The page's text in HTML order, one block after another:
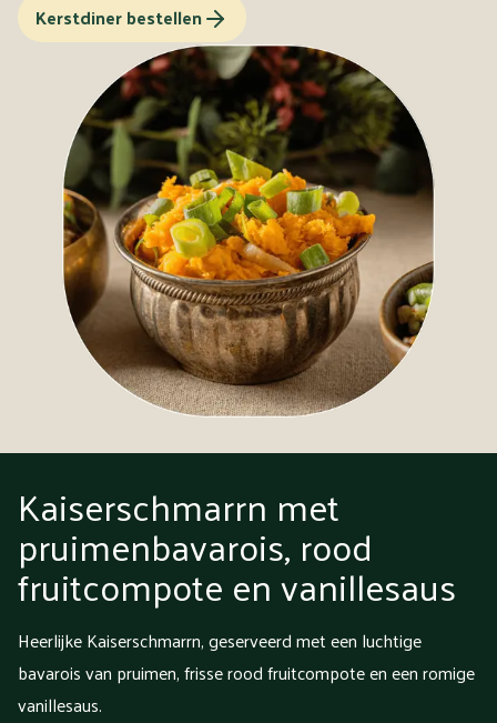
Kerstdiner bestellen
Kaiserschmarrn met
pruimenbavarois, rood
fruitcompote en vanillesaus
Heerlijke Kaiserschmarrn, geserveerd met een luchtige
bavarois van pruimen, frisse rood fruitcompote en een romige
vanillesaus.